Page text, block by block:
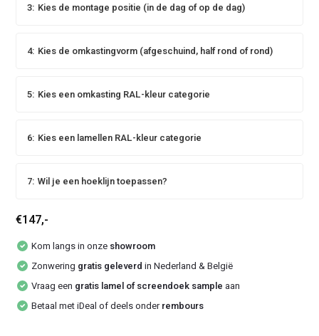
3: Kies de montage positie (in de dag of op de dag)
4: Kies de omkastingvorm (afgeschuind, half rond of rond)
5: Kies een omkasting RAL-kleur categorie
6: Kies een lamellen RAL-kleur categorie
7: Wil je een hoeklijn toepassen?
€147,-
Kom langs in onze showroom
Zonwering gratis geleverd in Nederland & België
Vraag een gratis lamel of screendoek sample aan
Betaal met iDeal of deels onderrembours